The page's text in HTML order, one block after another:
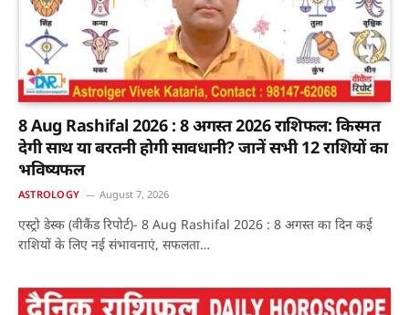
8 Aug Rashifal 2026 : 8 अगस्त 2026 राशिफल: किस्मत
देगी साथ या बरतनी होगी सावधानी? जानें सभी 12 राशियों का
भविष्यफल
ASTROLOGY August 7, 2026
एस्ट्रो डेस्क (वीकैंड रिपोर्ट)- 8 Aug Rashifal 2026 : 8 अगस्त का दिन कई
राशियों के लिए नई संभावनाएं, सफलता…